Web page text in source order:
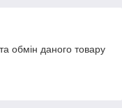
обмін даного товару